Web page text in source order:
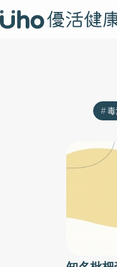
黏 守護腺在 疫情保